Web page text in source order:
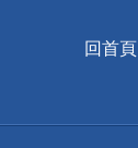
回首頁